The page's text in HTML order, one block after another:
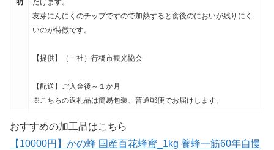
明
だけます。
友芽にんにくのチップですので加熱すると食後のにおいが残りにく
いのが特徴です。
【提供】（一社）行橋市観光協会
【配送】ご入金後～１か月
※こちらの返礼品は簡易包装、普通郵便でお届けします。
おすすめの加工品はこちら
【10000円】かの蜂 国産百花蜂蜜_1kg 養蜂一筋60年自慢